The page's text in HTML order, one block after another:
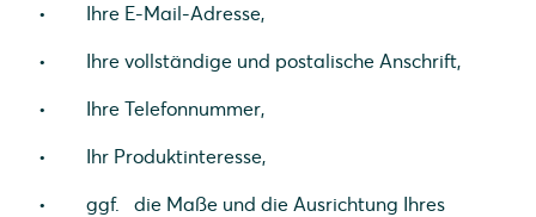
Ihre E-Mail-Adresse,
Ihre vollständige und postalische Anschrift,
Ihre Telefonnummer,
Ihr Produktinteresse,
ggf. die Maße und die Ausrichtung Ihres